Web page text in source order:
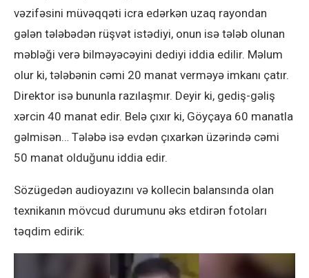
vəzifəsini müvəqqəti icra edərkən uzaq rayondan
gələn tələbədən rüşvət istədiyi, onun isə tələb olunan
məbləği verə bilməyəcəyini dediyi iddia edilir. Məlum
olur ki, tələbənin cəmi 20 manat verməyə imkanı çatır.
Direktor isə bununla razılaşmır. Deyir ki, gediş-gəliş
xərcin 40 manat edir. Belə çıxır ki, Göyçaya 60 manatla
gəlmisən… Tələbə isə evdən çıxarkən üzərində cəmi
50 manat olduğunu iddia edir.
Sözügedən audioyazını və kollecin balansında olan
texnikanın mövcud durumunu əks etdirən fotoları
təqdim edirik: